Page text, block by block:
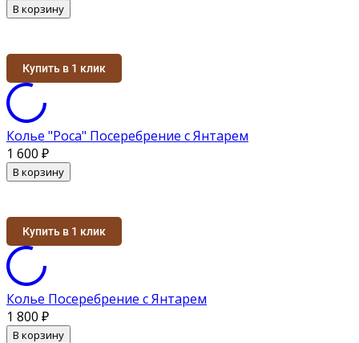
В корзину
Купить в 1 клик
Колье "Роса" Посеребрение с Янтарем
1 600 ₽
В корзину
Купить в 1 клик
Колье Посеребрение с Янтарем
1 800 ₽
В корзину